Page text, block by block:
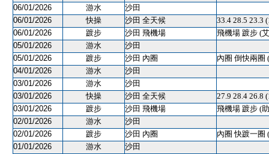
06/01/2026
游水
沙田
06/01/2026
快操 沙田 全天候
33.4 28.5 23.3
06/01/2026
踱步 沙田 飛機場
飛機場 踱步 (
05/01/2026
游水
沙田
05/01/2026
踱步 沙田 內圈
內圈 倒快兩圈
04/01/2026
游水
沙田
03/01/2026
游水
沙田
03/01/2026
快操 沙田 全天候
27.9 28.4 26.8
03/01/2026
踱步 沙田 飛機場
飛機場 踱步 (
02/01/2026
游水
沙田
02/01/2026
踱步 沙田 內圈
內圈 快踱一圈
01/01/2026
游水
沙田